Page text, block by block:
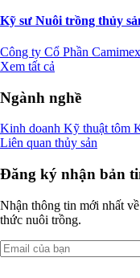
Kỹ sư Nuôi trồng thủy
Công ty Cổ Phần
Xem tất cả
Ngành nghề
Kinh doanh Kỹ thuật tôm
Liên quan thủy sản
Đăng ký nhận bản
Nhận thông tin mới nhất
thức nuôi trồng.